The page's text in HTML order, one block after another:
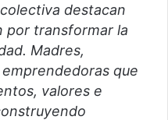
destacan
por transformar la
Madres,
que
valores e